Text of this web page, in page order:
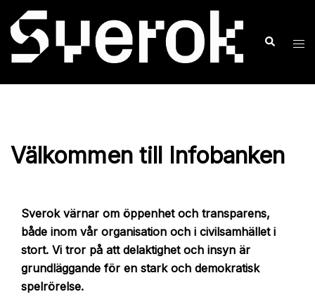
Hoppa
innehåll
Sök
Slå
Välkommen till Infobanken
Sverok värnar om öppenhet och transparens,
både inom vår organisation och i civilsamhället i
stort. Vi tror på att delaktighet och insyn är
grundläggande för en stark och demokratisk
spelrörelse.